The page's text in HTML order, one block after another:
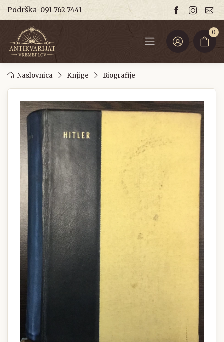
Podrška 091 762 7441
0
Naslovnica Knjige Biografije